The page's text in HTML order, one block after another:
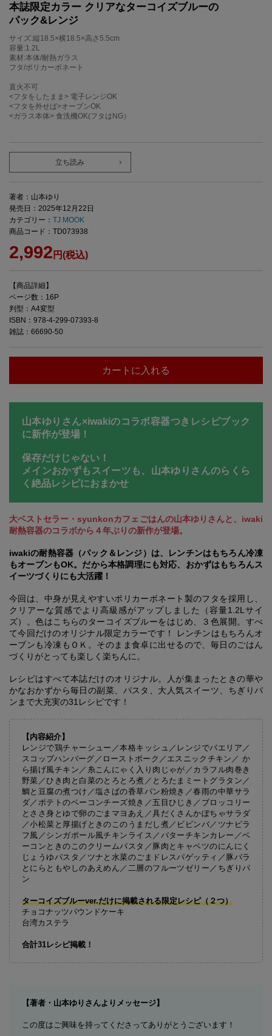
本誌限定カラー クリアなターコイズブルーの
パック&レンジ
サイズ:縦18.5×横18.5×高さ5.5cm
容量:1.2L
素材:本体/耐熱ガラス
フタ/ポリカーボネート
直火不可
<フタをしたまま> 電子レンジOK
<フタを外せば>オーブンOK
<ガラス本体> 食洗機OK(フタはNG）
立ち読み
著者：山本ゆり
発売日：2025年12月22日
カテゴリー： TJ MOOK
商品コード：TD073938
2,992 円(税込)
【商品詳細】
ページ数：16P
判型：A4変型
ISBN：978-4-299-07393-8
雑誌：66690-50
カートに入れる
山本ゆりさん×iwakiのコラボ容器つきレシピブック
に新作が登場！
保存だけじゃない！
メインおかずもスイーツも、山本ゆりさんのらくら
く絶品レシピにおまかせ
大ベストセラー・syunkonカフェごはんの山本ゆりさんと、iwaki
耐熱容器のコラボから４年ぶりの新作が登場。
iwakiの耐熱容器（パック＆レンジ）は、レンチンはもちろん冷凍
もオーブンもOK。だから本格調理にも対応、おかずはもちろんス
イーツづくりにも大活躍！
今回は、中身が見えやすいポリカーボネート製のフタを採用し、
クリアーな質感でより高級感がアップしました（容量1.2Lサイ
ズ）。色はこちらのターコイズブルーをはじめ、３色展開。すべ
て今回だけのオリジナル限定カラーです！ レンチンはもちろんオ
ーブンも冷凍もＯＫ。そのまま食卓に出せるので、毎日のごはん
づくりがとっても楽しく楽ちんに。
レシピはすべて本誌だけのオリジナル。人が集まったときの華や
かなおかずから毎日の副菜、パスタ、大人気スイーツ、ちぎりパ
ンまで大充実の31レシピです！
【内容紹介】
レンジで鶏チャーシュー／本格キッシュ／レンジでパエリア／
スコップハンバーグ／ローストポーク／エスニックチキン／ か
ら揚げ風チキン／糸こんにゃく入り肉じゃが／カラフル肉巻き
野菜／ひき肉と白菜のとろとろ煮／とろたまミートグラタン／
鯛と豆腐の煮つけ／塩さばの香草パン粉焼き／春雨の中華サラ
ダ／ポテトのベーコンチーズ焼き／五目ひじき／ブロッコリー
とささ身とゆで卵のごまマヨあえ／具だくさんかぼちゃサラダ
／小松菜と厚揚げときのこのうまだし煮／ビビンバ／ツナピラ
フ風／シンガポール風チキンライス／バターチキンカレー／ベ
ーコンときのこのクリームパスタ／豚肉とキャベツのにんにく
じょうゆパスタ／ツナと水菜のごまドレスパゲッティ／豚バラ
とにらともやしのあえめん／二層のフルーツゼリー／ちぎりパ
ン
ターコイズブルーver.だけに掲載される限定レシピ（２つ）
チョコナッツパウンドケーキ
台湾カステラ
合計31レシピ掲載！
【著者・山本ゆりさんよりメッセージ】
この度はご興味を持ってくださってありがとうございます！